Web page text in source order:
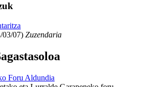
03/07) Zuzendaria
Foru Aldundia